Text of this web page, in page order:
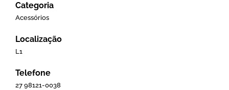
Categoria
Acessórios
Localização
L1
Telefone
27 98121-0038